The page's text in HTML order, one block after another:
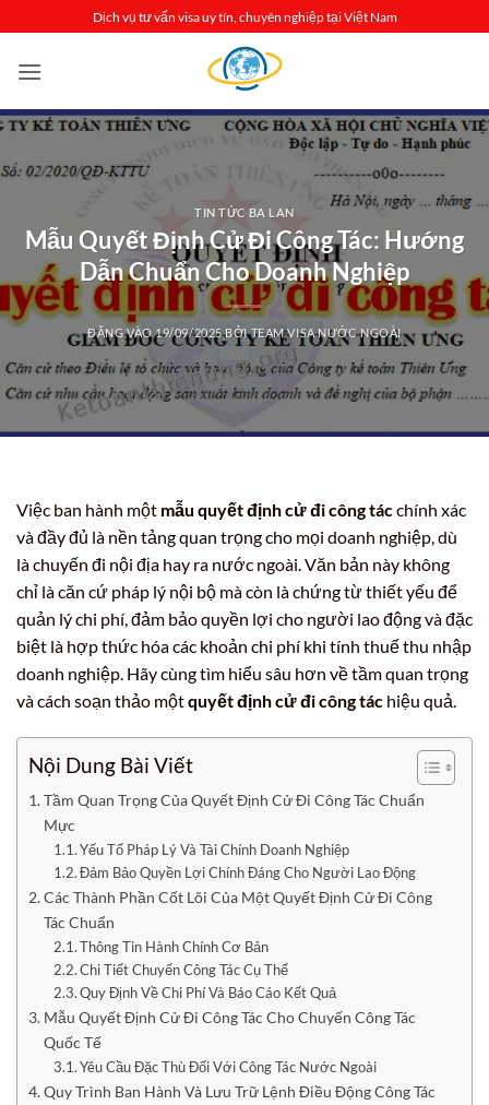
qua
nội
Dịch vụ tư vấn visa uy tín, chuyên nghiệp tại Việt Nam
TIN TỨC BA LAN
Mẫu Quyết Định Cử Đi Công Tác: Hướng
Dẫn Chuẩn Cho Doanh Nghiệp
ĐĂNG VÀO19/09/2025BỞITEAM VISA NƯỚC NGOÀI
Việc ban hành một mẫu quyết định cử đi công tácchính xác
và đầy đủ là nền tảng quan trọng cho mọi doanh nghiệp, dù
là chuyến đi nội địa hay ra nước ngoài. Văn bản này không
chỉ là căn cứ pháp lý nội bộ mà còn là chứng từ thiết yếu để
quản lý chi phí, đảm bảo quyền lợi cho người lao động và đặc
biệt là hợp thức hóa các khoản chi phí khi tính thuế thu nhập
doanh nghiệp. Hãy cùng tìm hiểu sâu hơn về tầm quan trọng
và cách soạn thảo mộtquyết định cử đi công tác hiệu quả.
Nội Dung Bài Viết
Tầm Quan Trọng Của Quyết Định Cử Đi Công Tác Chuẩn
Mực
Yếu Tố Pháp Lý Và Tài Chính Doanh Nghiệp
Đảm Bảo Quyền Lợi Chính Đáng Cho Người Lao Động
Các Thành Phần Cốt Lõi Của Một Quyết Định Cử Đi Công
Tác Chuẩn
Thông Tin Hành Chính Cơ Bản
Chi Tiết Chuyến Công Tác Cụ Thể
Quy Định Về Chi Phí Và Báo Cáo Kết Quả
Mẫu Quyết Định Cử Đi Công Tác Cho Chuyến Công Tác
Quốc Tế
Yêu Cầu Đặc Thù Đối Với Công Tác Nước Ngoài
Quy Trình Ban Hành Và Lưu Trữ Lệnh Điều Động Công Tác